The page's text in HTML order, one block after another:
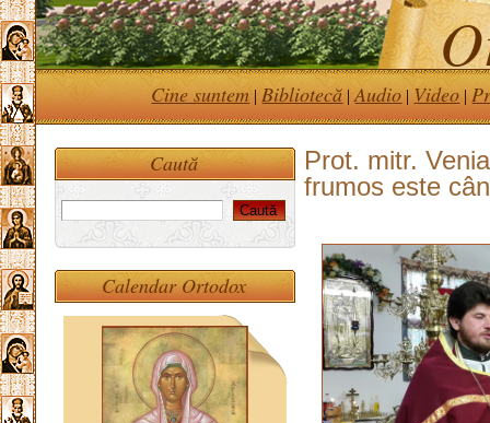
Cine suntem | Bibliotecă |Audio | Video |
Prot. mitr.
frumos este
Caută
Calendar Ortodox